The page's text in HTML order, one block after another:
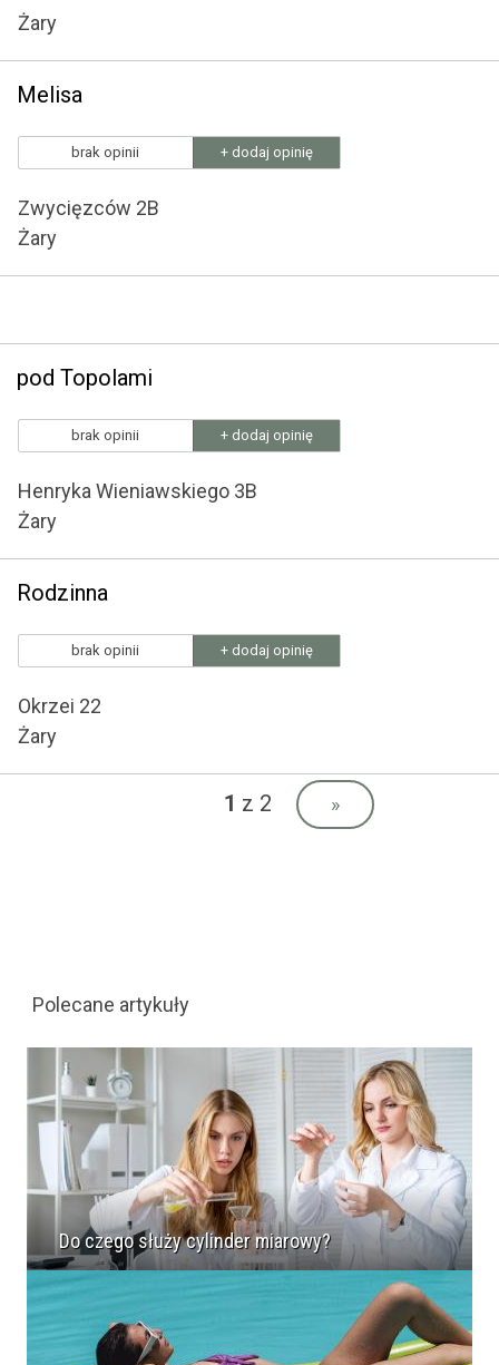
Żary
Melisa
brak opinii + dodaj opinię
Zwycięzców 2B
Żary
pod Topolami
brak opinii + dodaj opinię
Henryka Wieniawskiego 3B
Żary
Rodzinna
brak opinii + dodaj opinię
Okrzei 22
Żary
1 z 2 »
Polecane artykuły
Do czego służy cylinder miarowy?